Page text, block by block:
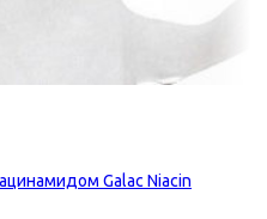
Galac Niacin